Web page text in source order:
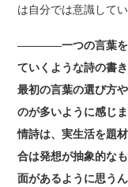
は自分では意識してい
――――一つの言葉を
ていくような詩の書
最初の言葉の選び方
のが多いように感じ
情詩は、実生活を題
合は発想が抽象的な
面があるように思う